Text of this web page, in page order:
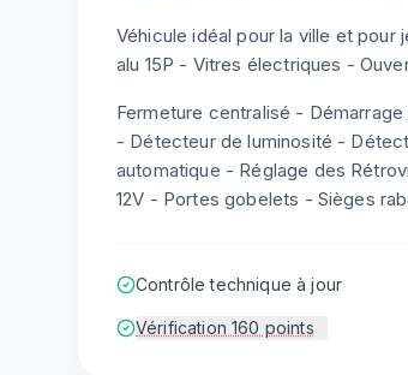
Véhicule idéal pour la ville et pour
alu 15P - Vitres électriques -
Fermeture centralisé -
- Détecteur de luminosité -
automatique - Réglage des
12V - Portes gobelets - Sièges
Contrôle technique à jour
Vérification 160 points